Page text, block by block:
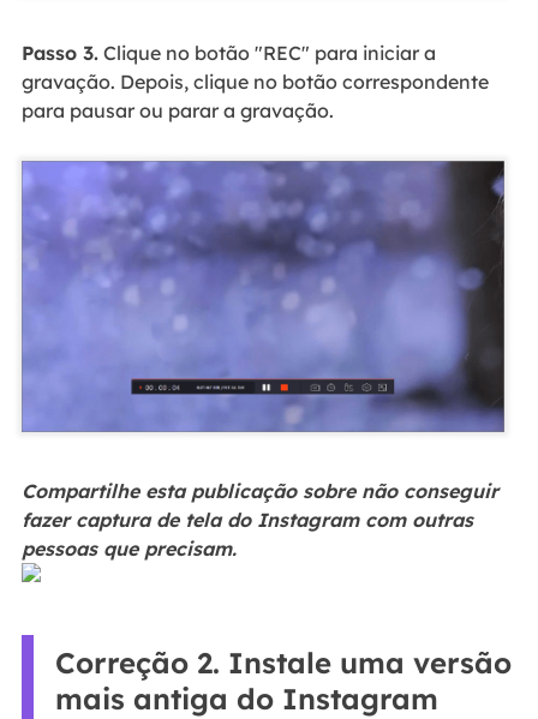
Passo 3.Clique no botão "REC" para iniciar a
gravação. Depois, clique no botão correspondente
para pausar ou parar a gravação.
Compartilhe esta publicação sobre não conseguir
fazer captura de tela do Instagram com outras
pessoas que precisam.
Correção 2. Instale uma versão
mais antiga do Instagram